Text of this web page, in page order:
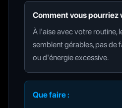
Comment vous pourriez
À l'aise avec votre routine,
semblent gérables, pas de
ou d'énergie excessive.
Que faire :